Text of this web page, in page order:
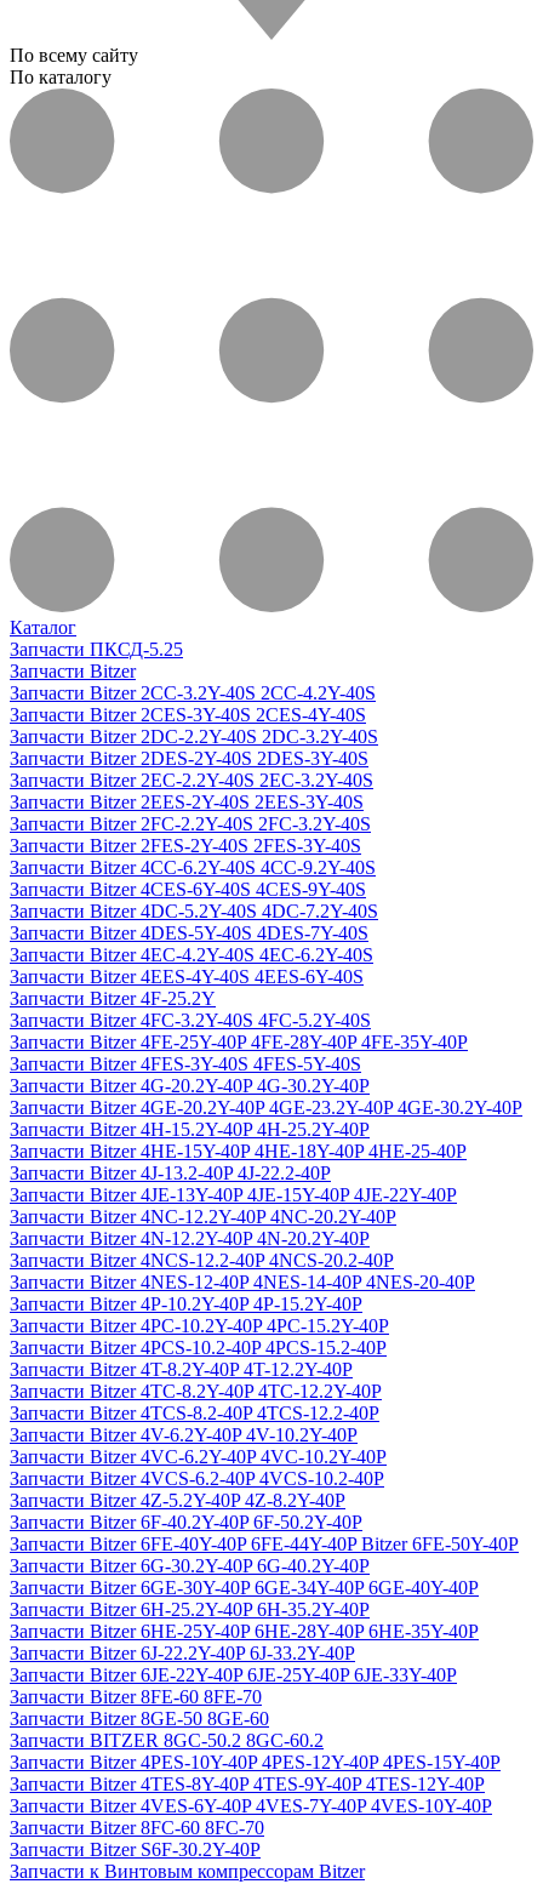
По всему сайту
По каталогу
Каталог
Запчасти ПКСД-5.25
Запчасти Bitzer
Запчасти Bitzer 2CC-3.2Y-40S 2CC-4.2Y-40S
Запчасти Bitzer 2CES-3Y-40S 2CES-4Y-40S
Запчасти Bitzer 2DC-2.2Y-40S 2DC-3.2Y-40S
Запчасти Bitzer 2DES-2Y-40S 2DES-3Y-40S
Запчасти Bitzer 2EC-2.2Y-40S 2EC-3.2Y-40S
Запчасти Bitzer 2EES-2Y-40S 2EES-3Y-40S
Запчасти Bitzer 2FC-2.2Y-40S 2FC-3.2Y-40S
Запчасти Bitzer 2FES-2Y-40S 2FES-3Y-40S
Запчасти Bitzer 4CC-6.2Y-40S 4CC-9.2Y-40S
Запчасти Bitzer 4CES-6Y-40S 4CES-9Y-40S
Запчасти Bitzer 4DC-5.2Y-40S 4DC-7.2Y-40S
Запчасти Bitzer 4DES-5Y-40S 4DES-7Y-40S
Запчасти Bitzer 4EC-4.2Y-40S 4EC-6.2Y-40S
Запчасти Bitzer 4EES-4Y-40S 4EES-6Y-40S
Запчасти Bitzer 4F-25.2Y
Запчасти Bitzer 4FC-3.2Y-40S 4FC-5.2Y-40S
Запчасти Bitzer 4FE-25Y-40P 4FE-28Y-40P 4FE-35Y-40P
Запчасти Bitzer 4FES-3Y-40S 4FES-5Y-40S
Запчасти Bitzer 4G-20.2Y-40P 4G-30.2Y-40P
Запчасти Bitzer 4GE-20.2Y-40P 4GE-23.2Y-40P 4GE-30.2Y-40P
Запчасти Bitzer 4H-15.2Y-40P 4H-25.2Y-40P
Запчасти Bitzer 4HE-15Y-40P 4HE-18Y-40P 4HE-25-40P
Запчасти Bitzer 4J‐13.2-40P 4J‐22.2-40P
Запчасти Bitzer 4JE-13Y-40P 4JE-15Y-40P 4JE-22Y-40P
Запчасти Bitzer 4NC-12.2Y-40P 4NC-20.2Y-40P
Запчасти Bitzer 4N-12.2Y-40P 4N-20.2Y-40P
Запчасти Bitzer 4NCS-12.2-40P 4NCS-20.2-40P
Запчасти Bitzer 4NES-12-40P 4NES-14-40P 4NES-20-40P
Запчасти Bitzer 4P-10.2Y-40P 4P-15.2Y-40P
Запчасти Bitzer 4PC-10.2Y-40P 4PC-15.2Y-40P
Запчасти Bitzer 4PCS-10.2-40P 4PCS-15.2-40P
Запчасти Bitzer 4T-8.2Y-40P 4T-12.2Y-40P
Запчасти Bitzer 4TC-8.2Y-40P 4TC-12.2Y-40P
Запчасти Bitzer 4TCS-8.2-40P 4TCS-12.2-40P
Запчасти Bitzer 4V-6.2Y-40P 4V-10.2Y-40P
Запчасти Bitzer 4VC-6.2Y-40P 4VC-10.2Y-40P
Запчасти Bitzer 4VCS-6.2-40P 4VCS-10.2-40P
Запчасти Bitzer 4Z-5.2Y-40P 4Z-8.2Y-40P
Запчасти Bitzer 6F-40.2Y-40P 6F-50.2Y-40P
Запчасти Bitzer 6FE-40Y-40P 6FE-44Y-40P Bitzer 6FE-50Y-40P
Запчасти Bitzer 6G-30.2Y-40P 6G-40.2Y-40P
Запчасти Bitzer 6GE-30Y-40P 6GE-34Y-40P 6GE-40Y-40P
Запчасти Bitzer 6H-25.2Y-40P 6H-35.2Y-40P
Запчасти Bitzer 6HE-25Y-40P 6HE-28Y-40P 6HE-35Y-40P
Запчасти Bitzer 6J-22.2Y-40P 6J-33.2Y-40P
Запчасти Bitzer 6JE-22Y-40P 6JE-25Y-40P 6JE-33Y-40P
Запчасти Bitzer 8FE-60 8FE-70
Запчасти Bitzer 8GE-50 8GE-60
Запчасти BITZER 8GC-50.2 8GC-60.2
Запчасти Bitzer 4PES-10Y-40P 4PES-12Y-40P 4PES-15Y-40P
Запчасти Bitzer 4TES-8Y-40P 4TES-9Y-40P 4TES-12Y-40P
Запчасти Bitzer 4VES-6Y-40P 4VES-7Y-40P 4VES-10Y-40P
Запчасти Bitzer 8FC-60 8FC-70
Запчасти Bitzer S6F-30.2Y-40P
Запчасти к Винтовым компрессорам Bitzer